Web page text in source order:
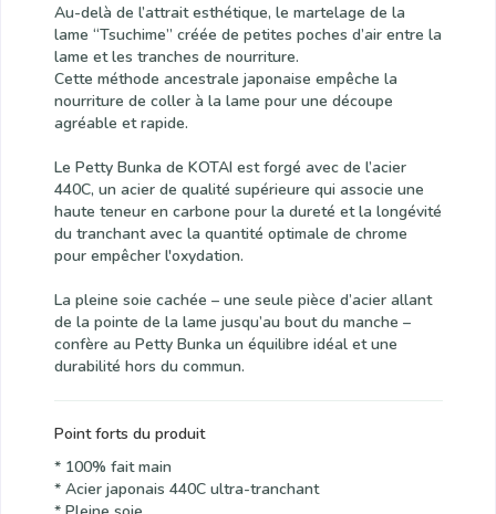
Au-delà de l’attrait esthétique, le martelage de la
lame “Tsuchime” créée de petites poches d’air entre la
lame et les tranches de nourriture.
Cette méthode ancestrale japonaise empêche la
nourriture de coller à la lame pour une découpe
agréable et rapide.
Le Petty Bunka de KOTAI est forgé avec de l’acier
440C, un acier de qualité supérieure qui associe une
haute teneur en carbone pour la dureté et la longévité
du tranchant avec la quantité optimale de chrome
pour empêcher l'oxydation.
La pleine soie cachée – une seule pièce d’acier allant
de la pointe de la lame jusqu’au bout du manche –
confère au Petty Bunka un équilibre idéal et une
durabilité hors du commun.
Point forts du produit
* 100% fait main
* Acier japonais 440C ultra-tranchant